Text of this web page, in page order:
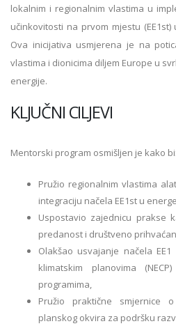
lokalnim i regionalnim vlastima u
učinkovitosti na prvom mjestu
Ova inicijativa usmjerena je na
vlastima i dionicima diljem Europe u
energije.
KLJUČNI CILJEVI
Mentorski program osmišljen je kako bi:
Pružio regionalnim vlastima
integraciju načela EE1st u
Uspostavio zajednicu prakse
predanost i društveno
Olakšao usvajanje načela
klimatskim planovima
programima,
Pružio praktične smjernice
planskog okvira za podršku